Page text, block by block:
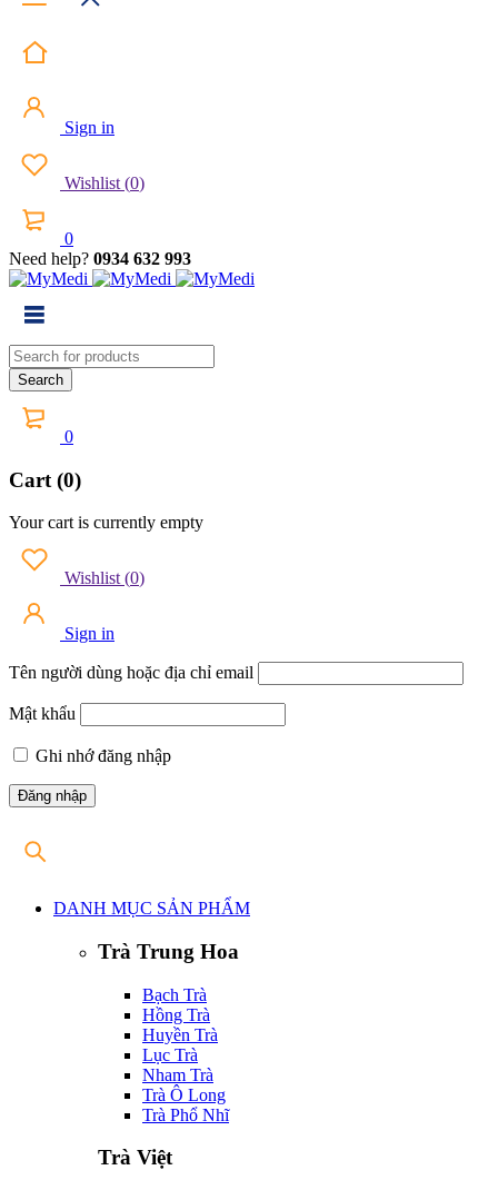
Sign in
Wishlist (0)
0
Need help? 0934 632 993
0
Cart (0)
Your cart is currently empty
Wishlist (0)
Sign in
Tên người dùng hoặc địa chỉ email
Mật khẩu
Ghi nhớ đăng nhập
DANH MỤC SẢN PHẨM
Trà Trung Hoa
Bạch Trà
Hồng Trà
Huyền Trà
Lục Trà
Nham Trà
Trà Ô Long
Trà Phổ Nhĩ
Trà Việt